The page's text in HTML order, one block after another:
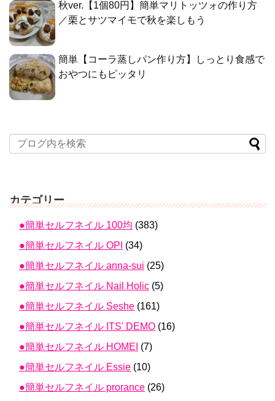
秋ver.【1個80円】簡単マリトッツォの作り方
／栗とサツマイモで秋を楽しもう
簡単【コーラ蒸しパン作り方】しっとり食感で
おやつにもピッタリ
カテゴリー
●簡単セルフネイル 100均 (383)
●簡単セルフネイル OPI (34)
●簡単セルフネイル anna-sui (25)
●簡単セルフネイル Nail Holic (5)
●簡単セルフネイル Seshe (161)
●簡単セルフネイル ITS' DEMO (16)
●簡単セルフネイル HOMEI (7)
●簡単セルフネイル Essie (10)
●簡単セルフネイル prorance (26)